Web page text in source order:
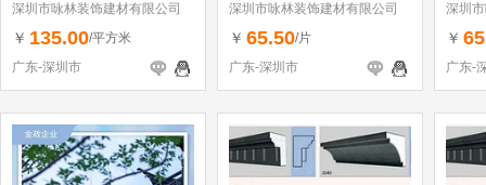
深圳市咏林装饰建材有限公司
￥ 135.00/平方米
广东-深圳市
深圳市咏林装饰建材有限公司
￥ 65.50/片
广东-深圳市
深圳
￥
广东-